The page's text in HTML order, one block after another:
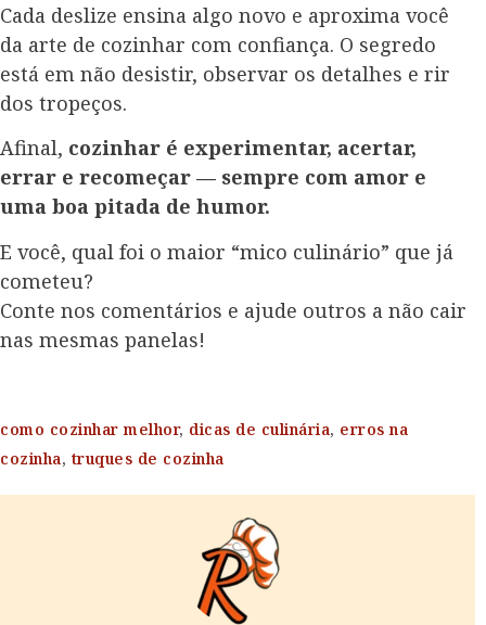
Cada deslize ensina algo novo e aproxima você
da arte de cozinhar com confiança. O segredo
está em não desistir, observar os detalhes e rir
dos tropeços.
Afinal, cozinhar é experimentar, acertar,
errar e recomeçar — sempre com amor e
uma boa pitada de humor.
E você, qual foi o maior “mico culinário” que já
cometeu?
Conte nos comentários e ajude outros a não cair
nas mesmas panelas!
como cozinhar melhor, dicas de culinária, erros na
cozinha, truques de cozinha